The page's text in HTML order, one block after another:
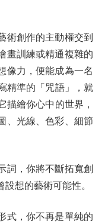
創作的主動權交到
畫訓練或精通複雜的
像力，便能成為一名
精準的「咒語」，就
描繪你心中的世界，
、光線、色彩、細節
，你將不斷拓寬創
想的藝術可能性。
，你不再是單純的